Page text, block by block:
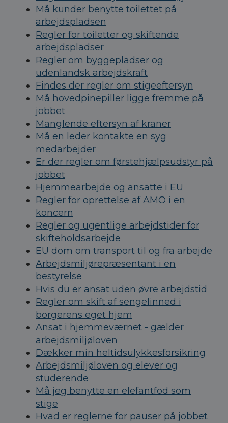
Må kunder benytte toilettet på
arbejdspladsen
Regler for toiletter og skiftende
arbejdspladser
Regler om byggepladser og
udenlandsk arbejdskraft
Findes der regler om stigeeftersyn
Må hovedpinepiller ligge fremme på
jobbet
Manglende eftersyn af kraner
Må en leder kontakte en syg
medarbejder
Er der regler om førstehjælpsudstyr på
jobbet
Hjemmearbejde og ansatte i EU
Regler for oprettelse af AMO i en
koncern
Regler og ugentlige arbejdstider for
skifteholdsarbejde
EU dom om transport til og fra arbejde
Arbejdsmiljørepræsentant i en
bestyrelse
Hvis du er ansat uden øvre arbejdstid
Regler om skift af sengelinned i
borgerens eget hjem
Ansat i hjemmeværnet - gælder
arbejdsmiljøloven
Dækker min heltidsulykkesforsikring
Arbejdsmiljøloven og elever og
studerende
Må jeg benytte en elefantfod som
stige
Hvad er reglerne for pauser på jobbet